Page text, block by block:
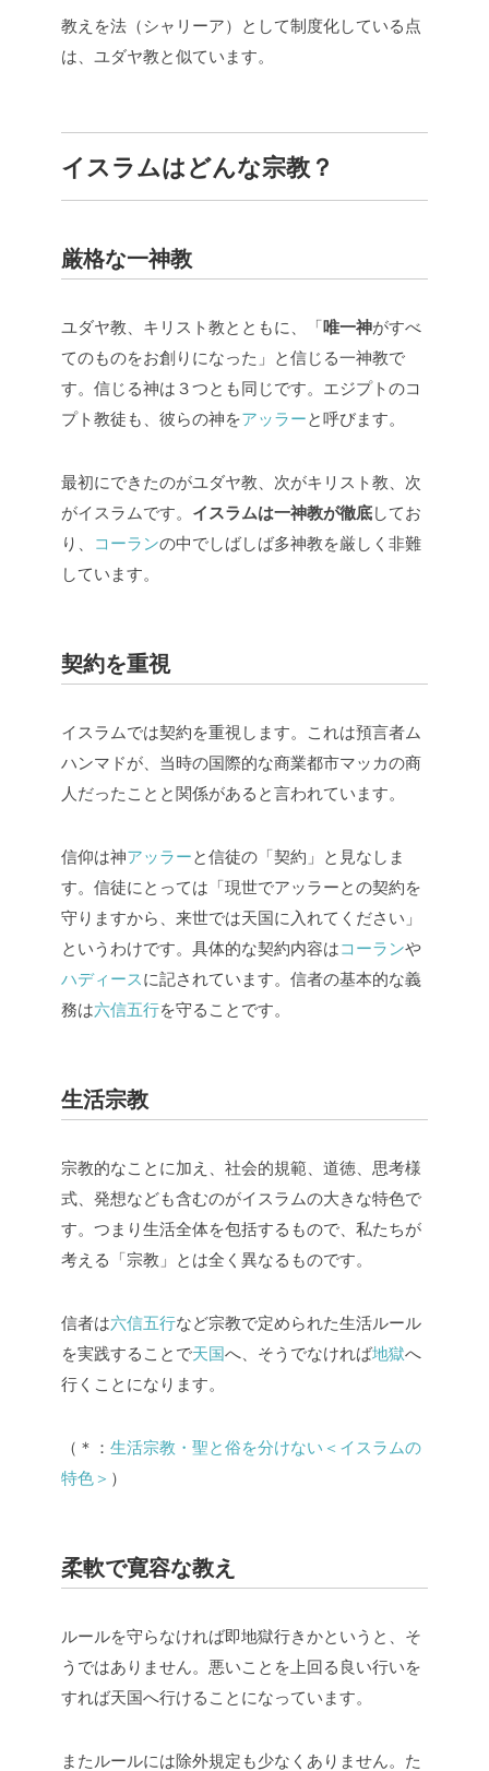
教えを法（シャリーア）として制度化している点
は、ユダヤ教と似ています。
イスラムはどんな宗教？
厳格な一神教
ユダヤ教、キリスト教とともに、「唯一神がすべ
てのものをお創りになった」と信じる一神教で
す。信じる神は３つとも同じです。エジプトのコ
プト教徒も、彼らの神をアッラーと呼びます。
最初にできたのがユダヤ教、次がキリスト教、次
がイスラムです。 イスラムは一神教が徹底してお
り、
コーランの中でしばしば多神教を厳しく非難
しています。
契約を重視
イスラムでは契約を重視します。これは預言者ム
ハンマドが、当時の国際的な商業都市マッカの商
人だったことと関係があると言われています。
信仰は神アッラーと信徒の「契約」と見なしま
す。信徒にとっては「現世でアッラーとの契約を
守りますから、来世では天国に入れてください」
というわけです。具体的な契約内容はコーランや
ハディースに記されています。信者の基本的な義
務は六信五行を守ることです。
生活宗教
宗教的なことに加え、社会的規範、道徳、思考様
式、発想なども含むのがイスラムの大きな特色で
す。つまり生活全体を包括するもので、私たちが
考える「宗教」とは全く異なるものです。
信者は六信五行など宗教で定められた生活ルール
を実践することで天国へ、そうでなければ地獄へ
行くことになります。
（＊： 生活宗教・聖と俗を分けない＜イスラムの
特色＞ ）
柔軟で寛容な教え
ルールを守らなければ即地獄行きかというと、そ
うではありません。悪いことを上回る良い行いを
すれば天国へ行けることになっています。
またルールには除外規定も少なくありません。た